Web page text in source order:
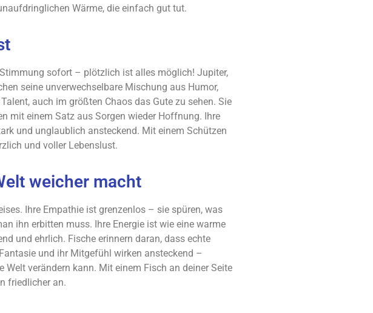
Wärme, die einfach gut tut.
sofort – plötzlich ist alles möglich! Jupiter,
seine unverwechselbare Mischung aus Humor,
auch im größten Chaos das Gute zu sehen. Sie
mit einem Satz aus Sorgen wieder Hoffnung. Ihre
und unglaublich ansteckend. Mit einem Schützen
und voller Lebenslust.
weicher macht
Ihre Empathie ist grenzenlos – sie spüren, was
ihn erbitten muss. Ihre Energie ist wie eine warme
und ehrlich. Fische erinnern daran, dass echte
und ihr Mitgefühl wirken ansteckend –
verändern kann. Mit einem Fisch an deiner Seite
friedlicher an.